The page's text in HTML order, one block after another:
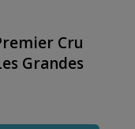
Cru
Grandes